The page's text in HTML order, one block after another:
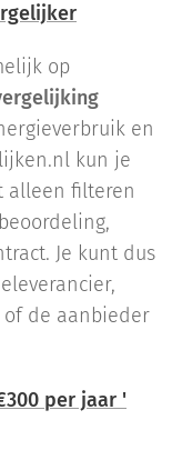
op
en
kun je
alleen filteren
Je kunt dus
of de aanbieder
per jaar '